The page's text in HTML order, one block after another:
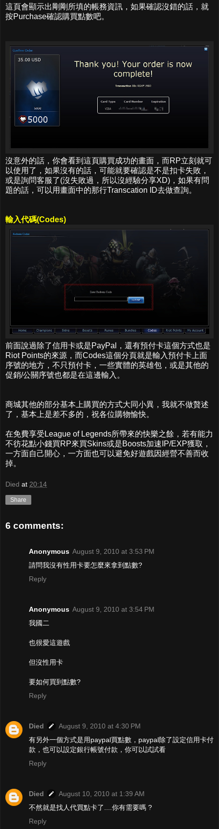
這頁會顯示出剛剛所填的帳務資訊，如果確認沒錯的話，就
按Purchase確認購買點數吧。
沒意外的話，你會看到這頁購買成功的畫面，而RP立刻就可
以使用了，如果沒有的話，可能就要確認是不是扣卡失敗，
或是詢問客服了(沒失敗過，所以沒經驗分享XD)，如果有問
題的話，可以用畫面中的那行Transcation ID去做查詢。
輸入代碼(Codes)
前面說過除了信用卡或是PayPal，還有預付卡這個方式也是
Riot Points的來源，而Codes這個分頁就是輸入預付卡上面
序號的地方，不只預付卡，一些實體的英雄包，或是其他的
促銷/公關序號也都是在這邊輸入。
商城其他的部分基本上購買的方式大同小異，我就不做贅述
了，基本上是差不多的，祝各位購物愉快。
在免費享受League of Legends所帶來的快樂之餘，若有能力
不彷花點小錢買RP來買Skins或是Boosts加速IP/EXP獲取，
一方面自己開心，一方面也可以避免好遊戲因經營不善而收
掉。
Died at 20:14
Share
6 comments:
Anonymous August 9, 2010 at 3:53 PM
請問我沒有性用卡要怎麼來拿到點數?
Reply
Anonymous August 9, 2010 at 3:54 PM
我國二
也很愛這遊戲
但沒性用卡
要如何買到點數?
Reply
Died
August 9, 2010 at 4:30 PM
有另外一個方式是用paypal買點數，paypal除了設定信用卡付
款，也可以設定銀行帳號付款，你可以試試看
Reply
Died
August 10, 2010 at 1:39 AM
不然就是找人代買點卡了....你有需要嗎 ?
Reply